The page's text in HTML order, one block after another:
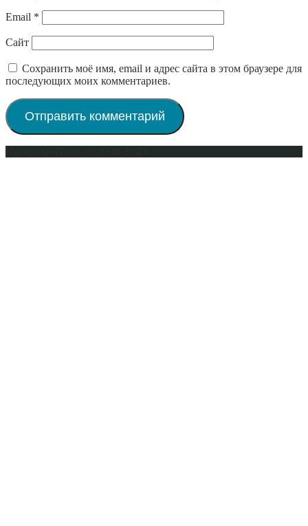
Email *
Сайт
Сохранить моё имя, email и адрес сайта в этом браузере для
последующих моих комментариев.